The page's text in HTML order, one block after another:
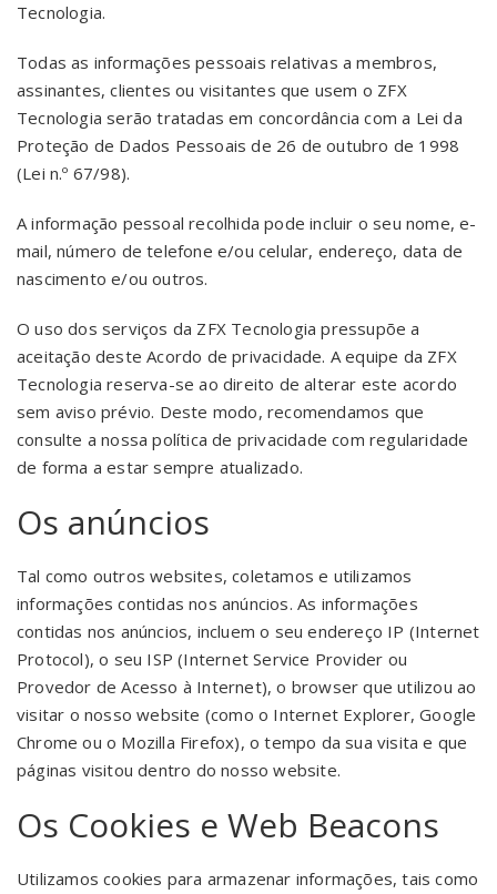
Tecnologia.
Todas as informações pessoais relativas a membros,
assinantes, clientes ou visitantes que usem o ZFX
Tecnologia serão tratadas em concordância com a Lei da
Proteção de Dados Pessoais de 26 de outubro de 1998
(Lei n.º 67/98).
A informação pessoal recolhida pode incluir o seu nome, e-
mail, número de telefone e/ou celular, endereço, data de
nascimento e/ou outros.
O uso dos serviços da ZFX Tecnologia pressupõe a
aceitação deste Acordo de privacidade. A equipe da ZFX
Tecnologia reserva-se ao direito de alterar este acordo
sem aviso prévio. Deste modo, recomendamos que
consulte a nossa política de privacidade com regularidade
de forma a estar sempre atualizado.
Os anúncios
Tal como outros websites, coletamos e utilizamos
informações contidas nos anúncios. As informações
contidas nos anúncios, incluem o seu endereço IP (Internet
Protocol), o seu ISP (Internet Service Provider ou
Provedor de Acesso à Internet), o browser que utilizou ao
visitar o nosso website (como o Internet Explorer, Google
Chrome ou o Mozilla Firefox), o tempo da sua visita e que
páginas visitou dentro do nosso website.
Os Cookies e Web Beacons
Utilizamos cookies para armazenar informações, tais como